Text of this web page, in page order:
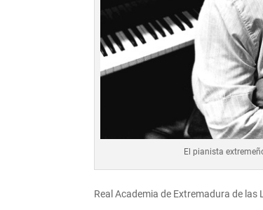
El pianista
Real Academia de Extremadura de